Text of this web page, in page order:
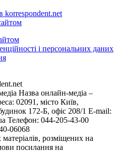
korrespondent.net
і персональних даних
Назва онлайн-медіа –
02091, місто Київ,
172-Б, офіс 208/1 E-mail:
Телефон: 044-205-43-00
06068
розміщених на
посилання на